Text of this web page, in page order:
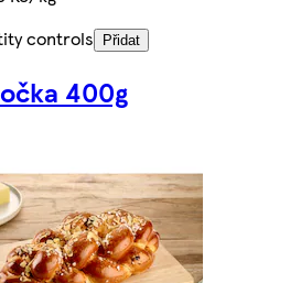
controls
Přidat
400g